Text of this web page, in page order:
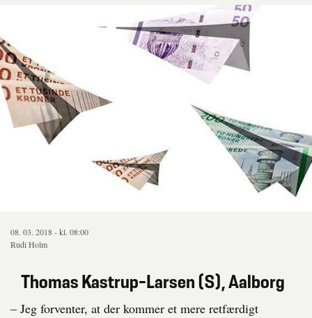
08. 03. 2018 - kl. 08:00
Rudi Holm
Thomas Kastrup-Larsen (S), Aalborg
– Jeg forventer, at der kommer et mere retfærdigt